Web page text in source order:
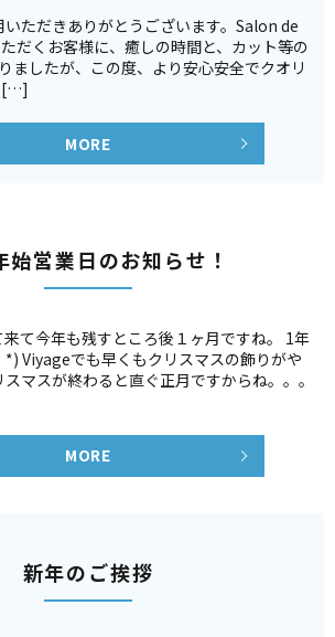
ただきありがとうございます。Salon de
だくお客様に、癒しの時間と、カット等の
ましたが、この度、より安心安全でクオリ
[…]
MORE
始営業日のお知らせ！
て今年も残すところ後１ヶ月ですね。 1年
Viyageでも早くもクリスマスの飾りがや
マスが終わると直ぐ正月ですからね。。。
MORE
新年のご挨拶